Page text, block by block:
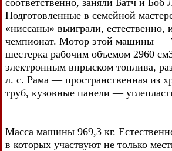
соответственно, заняли Батч и Боб
Подготовленные в семейной
«ниссаны» выиграли, естественно,
чемпионат. Мотор этой машины —
шестерка рабочим объемом 2960
электронным впрыском топлива,
л. с. Рама — пространственная из
труб, кузовные панели —
Масса машины 969,3 кг.
в которых участвуют не только